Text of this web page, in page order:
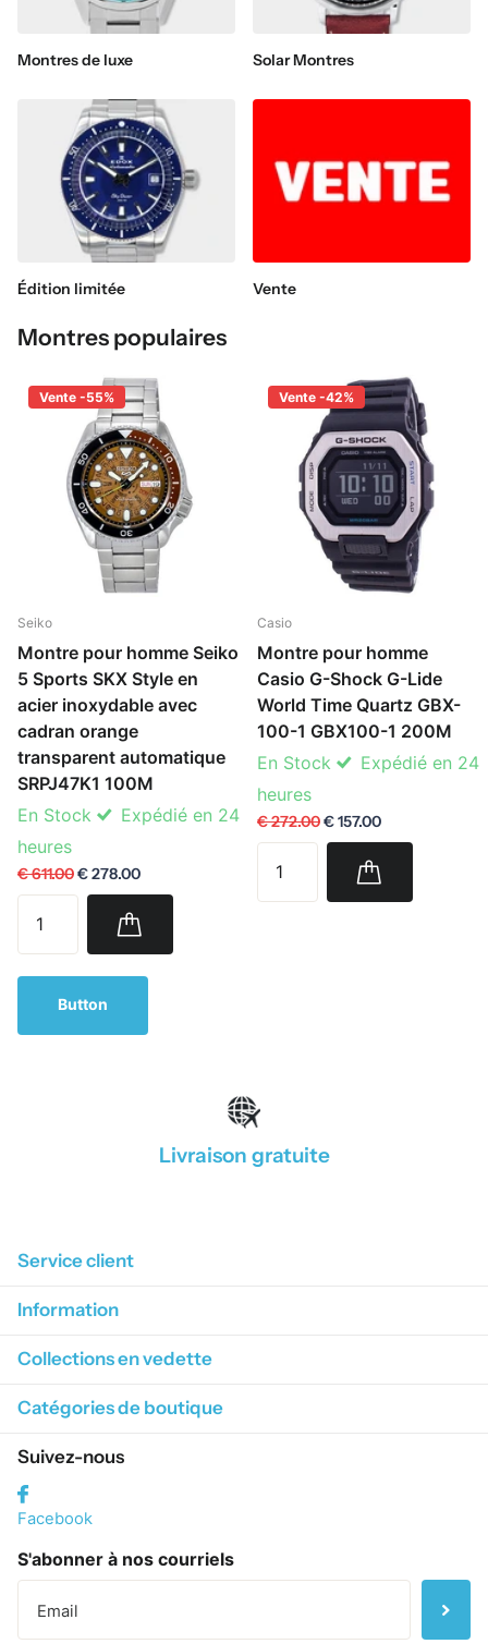
Montres de luxe Solar Montres
Édition limitée Vente
Montres populaires
Vente -55%
Seiko
Montre pour homme Seiko
5 Sports SKX Style en
acier inoxydable avec
cadran orange
transparent automatique
SRPJ47K1 100M
En Stock
Expédié en 24
heures
€ 611.00€ 278.00
Vente -42%
Casio
Montre pour homme
Casio G-Shock G-Lide
World Time Quartz GBX-
100-1 GBX100-1 200M
En Stock
Expédié en 24
heures
€ 272.00€ 157.00
Button
Livraison gratuite
Service client
Information
Collections en vedette
Catégories de boutique
Suivez-nous
Facebook
S'abonner à nos courriels